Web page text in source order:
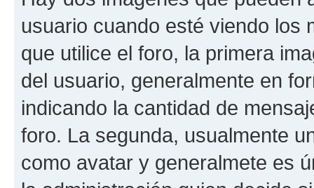
usuario cuando esté viendo los
que utilice el foro, la primera
del usuario, generalmente en
indicando la cantidad de
foro. La segunda, usualmente
como avatar y generalmete es